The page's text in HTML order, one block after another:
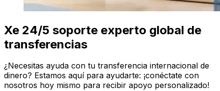
Xe 24/5 soporte experto global de
transferencias
¿Necesitas ayuda con tu transferencia internacional de
dinero? Estamos aquí para ayudarte: ¡conéctate con
nosotros hoy mismo para recibir apoyo personalizado!